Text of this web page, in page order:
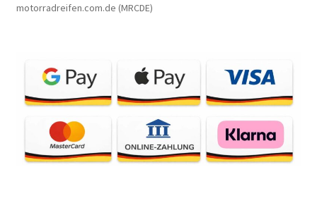
motorradreifen.com.de (MRCDE)